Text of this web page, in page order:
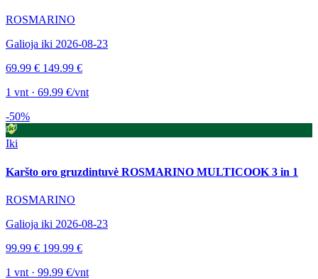
ROSMARINO
Galioja iki 2026-08-23
69.99 € 149.99 €
1 vnt · 69.99 €/vnt
-50%
Iki
Karšto oro gruzdintuvė ROSMARINO MULTICOOK 3 in 1
ROSMARINO
Galioja iki 2026-08-23
99.99 € 199.99 €
1 vnt · 99.99 €/vnt